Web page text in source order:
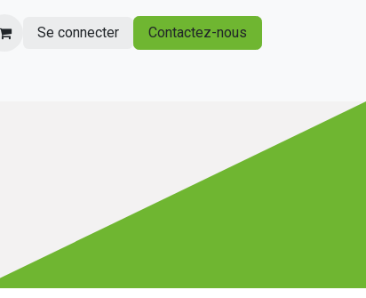
Se connecter Contactez-nous